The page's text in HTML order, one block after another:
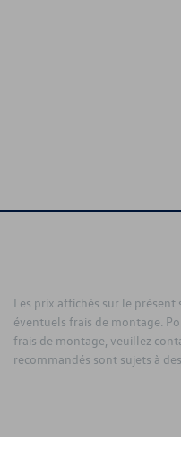
Les prix affichés sur le présent
éventuels frais de montage.
frais de montage, veuillez
recommandés sont sujets à